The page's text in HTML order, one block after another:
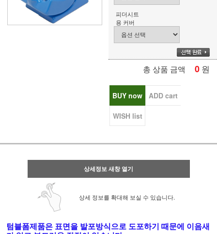
피더시트
용 커버
총 상품 금액 0 원
BUY now ADD cart
WISH list
상세정보 새창 열기
상세 정보를 확대해 보실 수 있습니다.
텀블폼제품은 표면을 발포방식으로 도포하기 때문에 이음새